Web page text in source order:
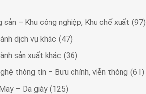
sản – Khu công nghiệp, Khu chế xuất (97)
dịch vụ khác (47)
sản xuất khác (36)
thông tin – Bưu chính, viễn thông (61)
– Da giày (125)